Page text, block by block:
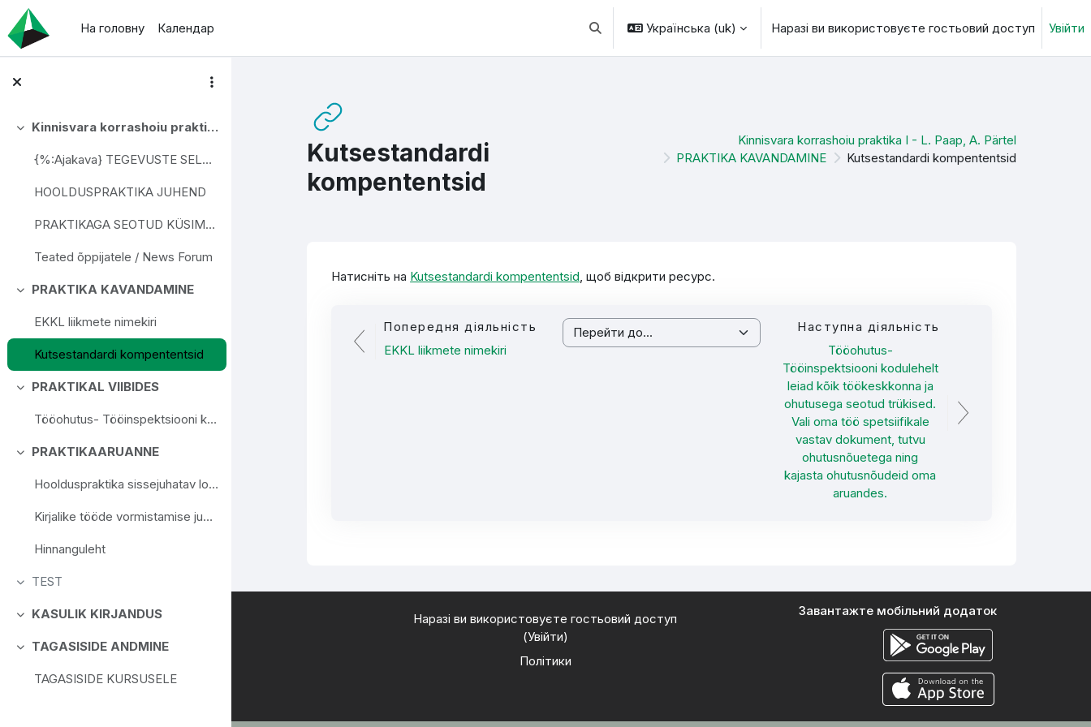
Перейти до головного вмісту
На головну
Календар Переключити введення пошуку
Українська ‎(uk)‎ Наразі ви використовуєте гостьовий доступ Увійти
Згорнути Kinnisvara korrashoiu praktika I
{%:Ajakava} TEGEVUSTE SELGITUSED TÄHTAJALINE AJAKA...
HOOLDUSPRAKTIKA JUHEND
PRAKTIKAGA SEOTUD KÜSIMUSED JA VASTUSED
Teated õppijatele / News Forum
Згорнути
PRAKTIKA KAVANDAMINE
EKKL liikmete nimekiri
Kutsestandardi kompententsid
Згорнути
PRAKTIKAL VIIBIDES
Tööohutus- Tööinspektsiooni kodulehelt leiad kõik töökeskkonna ja ohutusega seotud trükised. Vali oma töö spetsiifikale vastav dokument, tutvu ohutusnõuetega ning kajasta ohutusnõudeid oma aruandes.
Згорнути
PRAKTIKAARUANNE
Hoolduspraktika sissejuhatav loeng
Kirjalike tööde vormistamise juhend
Hinnanguleht
Згорнути
TEST
Згорнути
KASULIK KIRJANDUS
Згорнути
TAGASISIDE ANDMINE
TAGASISIDE KURSUSELE
Kutsestandardi
kompententsid
Kinnisvara korrashoiu praktika I - L. Paap, A. Pärtel
PRAKTIKA KAVANDAMINE
Kutsestandardi kompententsid
Натисніть на Kutsestandardi kompententsid, щоб відкрити ресурс.
Попередня діяльність
EKKL liikmete nimekiri
Перейти до...
Наступна діяльність
Tööohutus-
Tööinspektsiooni kodulehelt
leiad kõik töökeskkonna ja
ohutusega seotud trükised.
Vali oma töö spetsiifikale
vastav dokument, tutvu
ohutusnõuetega ning
kajasta ohutusnõudeid oma
aruandes.
Наразі ви використовуєте гостьовий доступ
(Увійти)
Політики
Завантажте мобільний додаток